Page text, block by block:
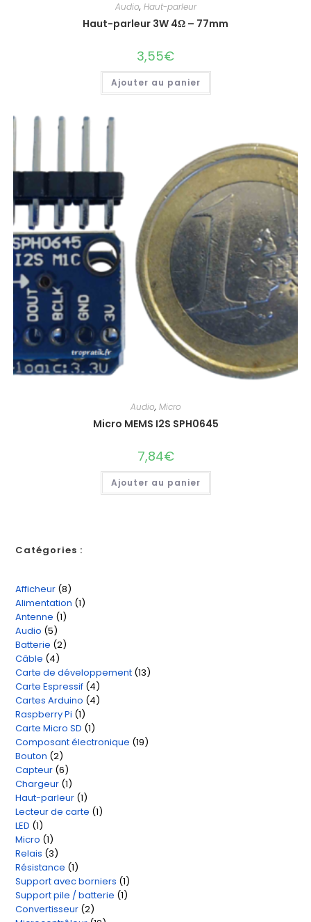
Audio, Haut-parleur
Haut-parleur 3W 4Ω – 77mm
3,55€
Ajouter au panier
Audio, Micro
Micro MEMS I2S SPH0645
7,84€
Ajouter au panier
Catégories :
Afficheur 88
produits
Alimentation 11
Antenne 11
Audio 55
produits
Batterie 22
Câble 44
produits
Carte de développement 1313
Carte Espressif 44
produits
Cartes Arduino 44
Raspberry Pi 11
produit
Carte Micro SD 11
produit
Composant électronique 1919
Bouton 22
produits
Capteur 66
produits
Chargeur 11
produit
Haut-parleur 11
produit
Lecteur de carte 11
LED 11
produit
Micro 11
produit
Relais 33
produits
Résistance 11
produit
Support avec borniers 11
produit
Support pile / batterie 11
Convertisseur 22